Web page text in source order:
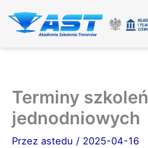
Terminy szkoleń
jednodniowych
Przez astedu / 2025-04-16